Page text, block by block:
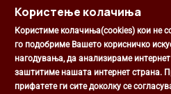
Општина
Михаил Цоков
Користење колачиња
Користиме колачиња(cookies) кои не
го подобриме Вашето корисничко
нагодувања, да анализираме
заштитиме нашата интернет страна.
прифатете ги сите доколку се